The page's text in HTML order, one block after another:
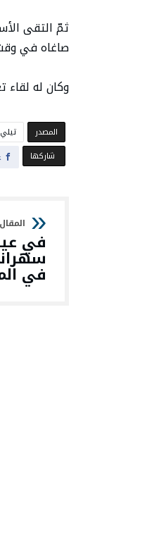
ثمّ التقى
صاغاه في
وكان له
‫المصدر‬
‫‫ شاركها‬
في
في